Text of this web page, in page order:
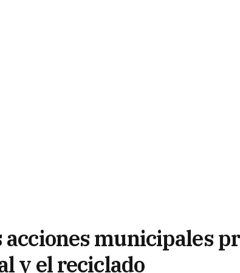
acciones municipales
y el reciclado